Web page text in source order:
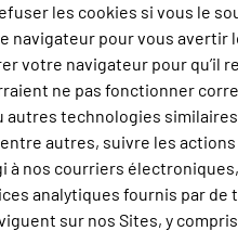
les cookies si vous le
pour vous avertir
votre navigateur pour
ne pas fonctionner
autres technologies
autres, suivre les
nos courriers
analytiques fournis par
sur nos Sites, y